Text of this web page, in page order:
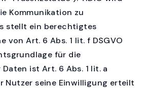
Kommunikation zu
stellt ein berechtigtes
von Art. 6 Abs. 1 lit. f DSGVO
für die
ist Art. 6 Abs. 1 lit. a
Nutzer seine Einwilligung erteilt